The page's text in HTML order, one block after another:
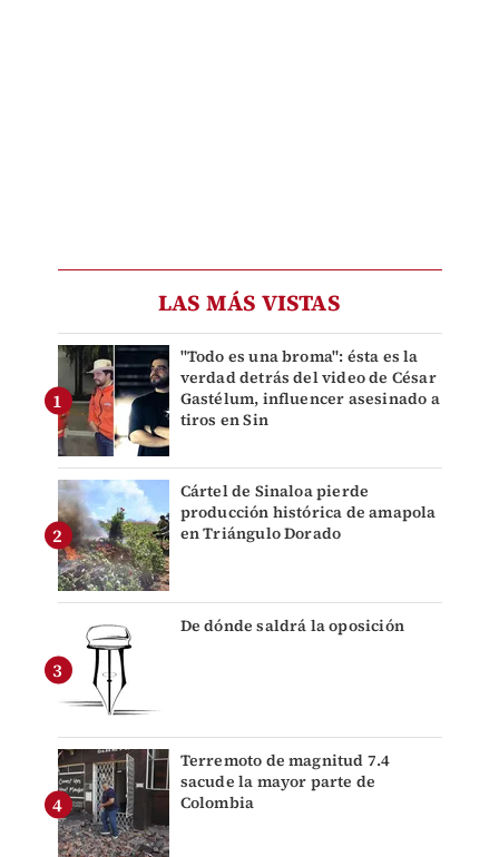
LAS MÁS VISTAS
"Todo es una broma": ésta es la
verdad detrás del video de César
Gastélum, influencer asesinado a
tiros en Sin
Cártel de Sinaloa pierde
producción histórica de amapola
en Triángulo Dorado
De dónde saldrá la oposición
Terremoto de magnitud 7.4
sacude la mayor parte de
Colombia